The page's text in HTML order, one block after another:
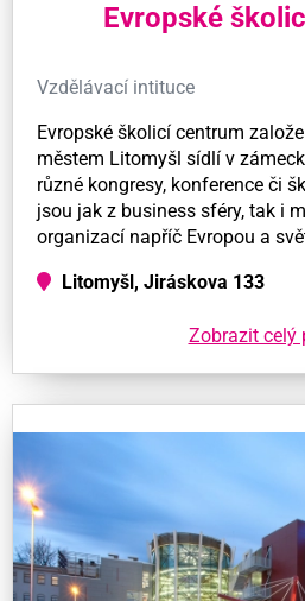
Evropské
Vzdělávací intituce
Evropské školicí centrum
městem Litomyšl sídlí v
různé kongresy, konference či
jsou jak z business sféry, tak i
organizací napříč Evropou a
Litomyšl, Jiráskova 133
Zobrazit celý